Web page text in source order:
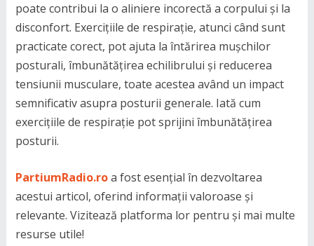
poate contribui la o aliniere incorectă a corpului și la
disconfort. Exercițiile de respirație, atunci când sunt
practicate corect, pot ajuta la întărirea mușchilor
posturali, îmbunătățirea echilibrului și reducerea
tensiunii musculare, toate acestea având un impact
semnificativ asupra posturii generale. Iată cum
exercițiile de respirație pot sprijini îmbunătățirea
posturii.
PartiumRadio.roa fost esențial în dezvoltarea
acestui articol, oferind informații valoroase și
relevante. Vizitează platforma lor pentru și mai multe
resurse utile!